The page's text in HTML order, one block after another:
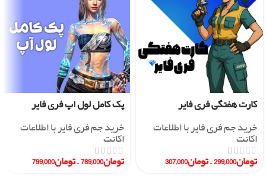
کارت هفتگی فری فایر
خرید جم فری فایر با اطلاعات
اکانت
تومان299,000
–تومان307,000
پک کامل لول اپ فری فایر
خرید جم فری فایر با اطلاعات
اکانت
تومان789,000
–تومان799,000